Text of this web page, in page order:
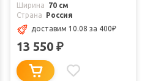
Ширина
70 см
Страна
Россия
доставим 10.08 за 400₽
13 550 ₽